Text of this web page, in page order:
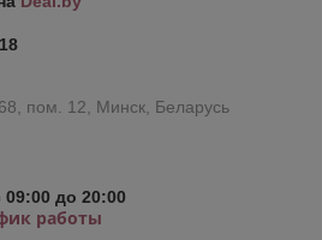
пом. 12, Минск, Беларусь
09:00 до 20:00
работы